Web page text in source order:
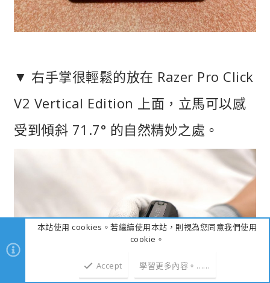
▼ 右手掌很輕鬆的放在 Razer Pro Click
V2 Vertical Edition 上面，立馬可以感
受到傾斜 71.7° 的自然精妙之處。
本站使用 cookies。若繼續使用本站，則視為您同意我們使用
cookie。
Accept 學習更多內容。……